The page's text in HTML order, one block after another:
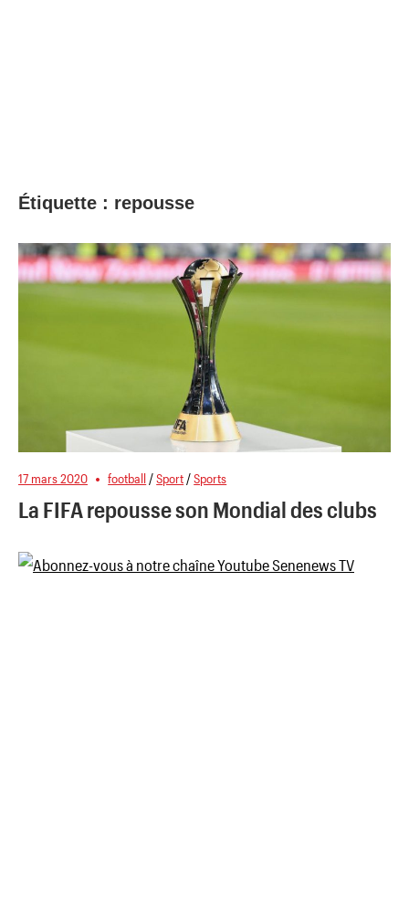
Étiquette : repousse
17 mars 2020 football /Sport /Sports
La FIFA repousse son Mondial des clubs